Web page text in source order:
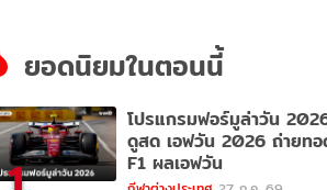
ยอดนิยมในตอนนี้
โปรแกรมฟอร์มูล่าวัน
ดูสด เอฟวัน 2026 ถ่ายท
F1 ผลเอฟวัน